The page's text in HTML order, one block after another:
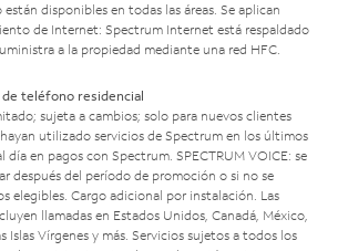
disponibles en todas las áreas. Se aplican
de Internet: Spectrum Internet está respaldado
a la propiedad mediante una red HFC.
teléfono residencial
sujeta a cambios; solo para nuevos clientes
utilizado servicios de Spectrum en los últimos
día en pagos con Spectrum. SPECTRUM VOICE: se
después del período de promoción o si no se
elegibles. Cargo adicional por instalación. Las
llamadas en Estados Unidos, Canadá, México,
Islas Vírgenes y más. Servicios sujetos a todos los